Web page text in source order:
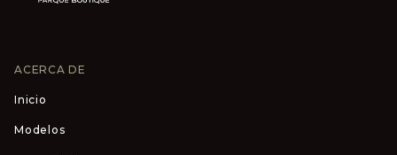
ACERCA DE
Inicio
Modelos